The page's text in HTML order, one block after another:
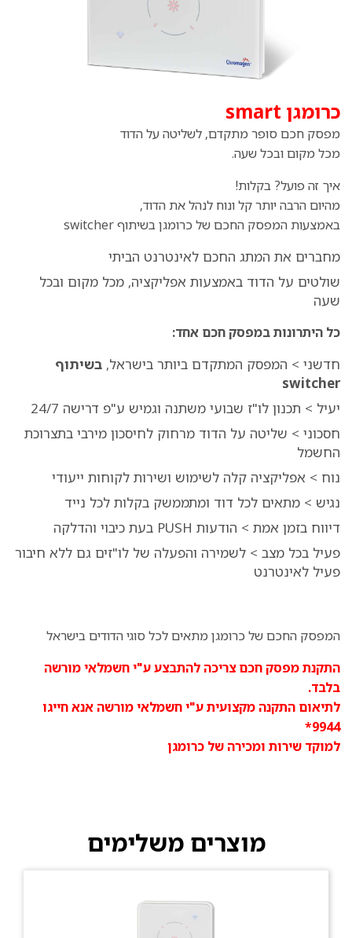
כרומגן smart
מפסק חכם סופר מתקדם, לשליטה על הדוד
מכל מקום ובכל שעה.
איך זה פועל? בקלות!
מהיום הרבה יותר קל ונוח לנהל את הדוד,
באמצעות המפסק החכם של כרומגן בשיתוף switcher
מחברים את המתג החכם לאינטרנט הביתי
שולטים על הדוד באמצעות אפליקציה, מכל מקום ובכל
שעה
כל היתרונות במפסק חכם אחד:
חדשני > המפסק המתקדם ביותר בישראל, בשיתוף
switcher
יעיל > תכנון לו"ז שבועי משתנה וגמיש ע"פ דרישה 24/7
חסכוני > שליטה על הדוד מרחוק לחיסכון מירבי בתצרוכת
החשמל
נוח > אפליקציה קלה לשימוש ושירות לקוחות ייעודי
נגיש > מתאים לכל דוד ומתממשק בקלות לכל נייד
דיווח בזמן אמת > הודעות PUSH בעת כיבוי והדלקה
פעיל בכל מצב > לשמירה והפעלה של לו"זים גם ללא חיבור
פעיל לאינטרנט
המפסק החכם של כרומגן מתאים לכל סוגי הדודים בישראל
התקנת מפסק חכם צריכה להתבצע ע"י חשמלאי מורשה
בלבד.
לתיאום התקנה מקצועית ע"י חשמלאי מורשה אנא חייגו
9944*
למוקד שירות ומכירה של כרומגן
מוצרים משלימים